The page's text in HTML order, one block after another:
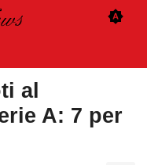
al
A: 7 per